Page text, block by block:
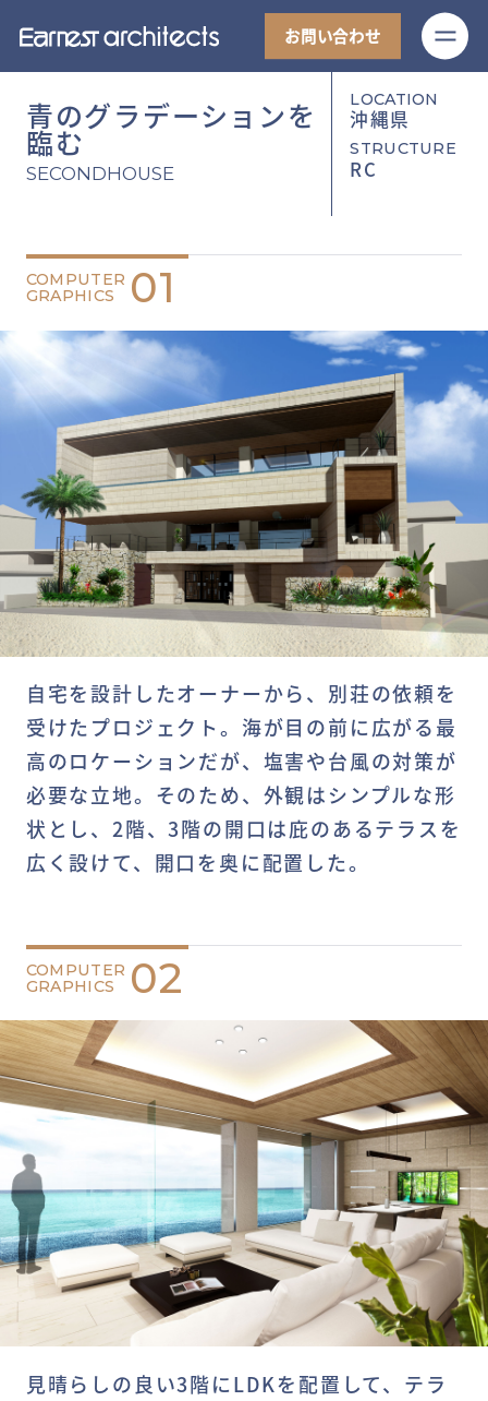
お問い合わせ
青のグラデーションを
臨む
SECONDHOUSE
LOCATION
沖縄県
STRUCTURE
RC
COMPUTER
GRAPHICS
01
自宅を設計したオーナーから、別荘の依頼を
受けたプロジェクト。海が目の前に広がる最
高のロケーションだが、塩害や台風の対策が
必要な立地。そのため、外観はシンプルな形
状とし、2階、3階の開口は庇のあるテラスを
広く設けて、開口を奥に配置した。
COMPUTER
GRAPHICS
02
見晴らしの良い3階にLDKを配置して、テラ